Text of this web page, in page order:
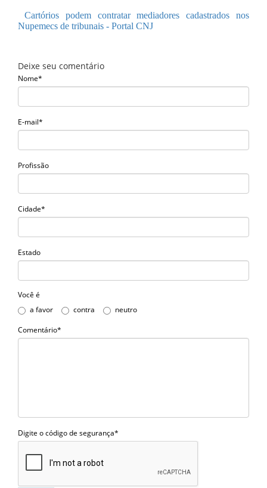
Cartórios podem contratar mediadores cadastrados nos
Nupemecs de tribunais - Portal CNJ
Deixe seu comentário
Nome*
E-mail*
Profissão
Cidade*
Estado
Você é
a favor
contra neutro
Comentário*
Digite o código de segurança*